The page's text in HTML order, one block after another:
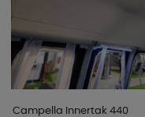
Campella Innertak 440